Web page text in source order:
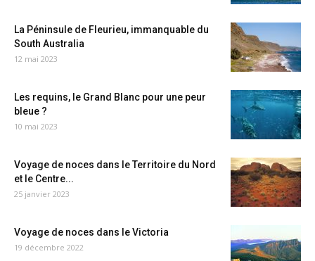
La Péninsule de Fleurieu, immanquable du
South Australia
12 mai 2023
Les requins, le Grand Blanc pour une peur
bleue ?
10 mai 2023
Voyage de noces dans le Territoire du Nord
et le Centre...
25 janvier 2023
Voyage de noces dans le Victoria
19 décembre 2022